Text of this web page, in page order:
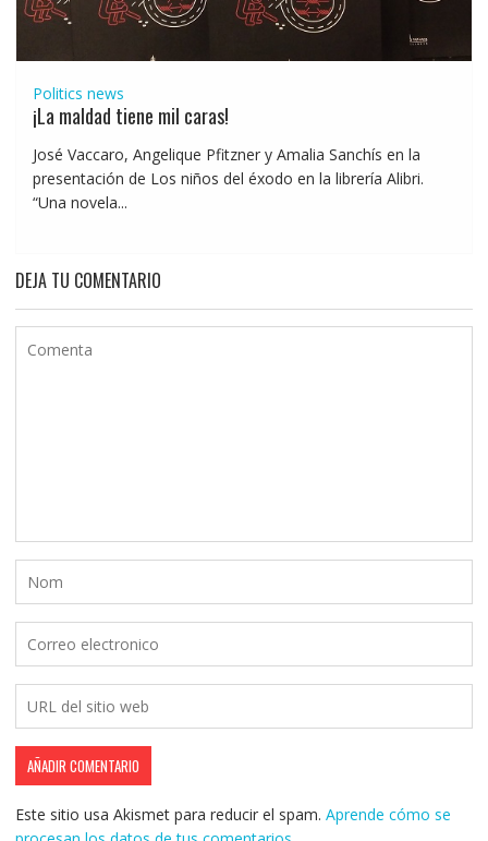
Politics news
¡La maldad tiene mil caras!
José Vaccaro, Angelique Pfitzner y Amalia Sanchís en la
presentación de Los niños del éxodo en la librería Alibri.
“Una novela...
DEJA TU COMENTARIO
Este sitio usa Akismet para reducir el spam. Aprende cómo se